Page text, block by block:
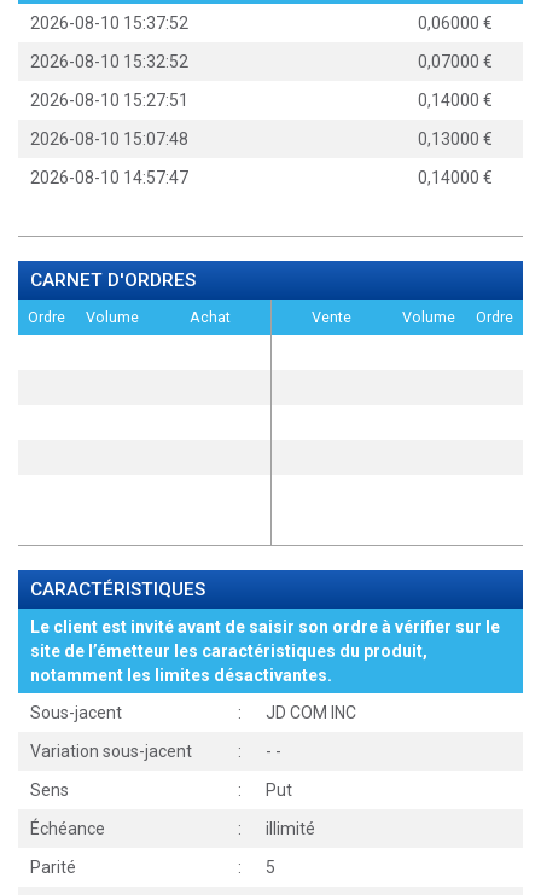
2026-08-10 15:37:52
0,06000
2026-08-10 15:32:52
0,07000
2026-08-10 15:27:51
0,14000
2026-08-10 15:07:48
0,13000
2026-08-10 14:57:47
0,14000
CARNET D'ORDRES
Ordre Volume Achat Vente Volume Ordre
CARACTÉRISTIQUES
Le client est invité avant de saisir son ordre à vérifier sur le
site de l’émetteur les caractéristiques du produit,
notamment les limites désactivantes.
Sous-jacent
:
JD COM INC
Variation sous-jacent
: - -
Sens
:
Put
Échéance
:
illimité
Parité
: 5